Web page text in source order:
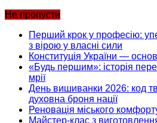
Не пропусти
Перший крок у професію:
з вірою у власні сили
Конституція України —
«Будь першим»: історія
мрії
День вишиванки 2026: код
духовна броня нації
Реновація міського
Майстер-клас з